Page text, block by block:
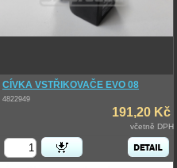
CÍVKA VSTŘIKOVAČE EVO 08
4822949
191,20 Kč
včetně DPH